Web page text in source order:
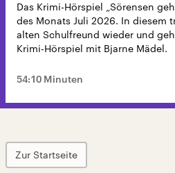
Das Krimi-Hörspiel „Sörensen
des Monats Juli 2026. In diesem
alten Schulfreund wieder und
Krimi-Hörspiel mit Bjarne Mädel.
54:10 Minuten
Zur Startseite